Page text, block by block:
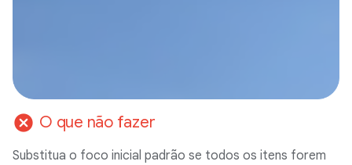
cancel O que não fazer
Substitua o foco inicial padrão se todos os itens forem